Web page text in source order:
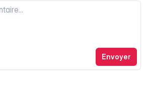
Envoyer